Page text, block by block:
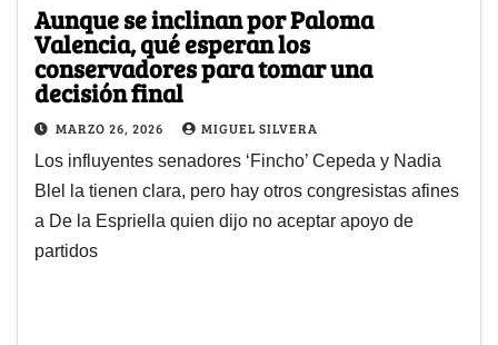
Aunque se inclinan por Paloma
Valencia, qué esperan los
conservadores para tomar una
decisión final
MARZO 26, 2026 MIGUEL SILVERA
Los influyentes senadores ‘Fincho’ Cepeda y Nadia
Blel la tienen clara, pero hay otros congresistas afines
a De la Espriella quien dijo no aceptar apoyo de
partidos